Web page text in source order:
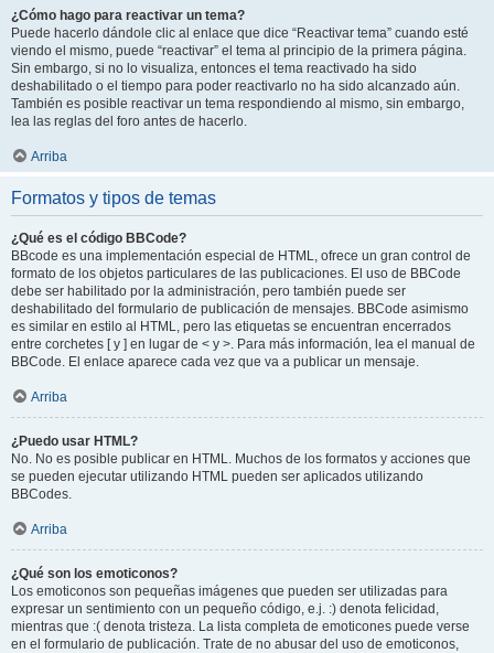
¿Cómo hago para reactivar un tema?
Puede hacerlo dándole clic al enlace que dice “Reactivar tema” cuando esté
viendo el mismo, puede “reactivar” el tema al principio de la primera página.
Sin embargo, si no lo visualiza, entonces el tema reactivado ha sido
deshabilitado o el tiempo para poder reactivarlo no ha sido alcanzado aún.
También es posible reactivar un tema respondiendo al mismo, sin embargo,
lea las reglas del foro antes de hacerlo.
Arriba
Formatos y tipos de temas
¿Qué es el código BBCode?
BBcode es una implementación especial de HTML, ofrece un gran control de
formato de los objetos particulares de las publicaciones. El uso de BBCode
debe ser habilitado por la administración, pero también puede ser
deshabilitado del formulario de publicación de mensajes. BBCode asimismo
es similar en estilo al HTML, pero las etiquetas se encuentran encerrados
entre corchetes [ y ] en lugar de < y >. Para más información, lea el manual de
BBCode. El enlace aparece cada vez que va a publicar un mensaje.
Arriba
¿Puedo usar HTML?
No. No es posible publicar en HTML. Muchos de los formatos y acciones que
se pueden ejecutar utilizando HTML pueden ser aplicados utilizando
BBCodes.
Arriba
¿Qué son los emoticonos?
Los emoticonos son pequeñas imágenes que pueden ser utilizadas para
expresar un sentimiento con un pequeño código, e.j. :) denota felicidad,
mientras que :( denota tristeza. La lista completa de emoticones puede verse
en el formulario de publicación. Trate de no abusar del uso de emoticonos,